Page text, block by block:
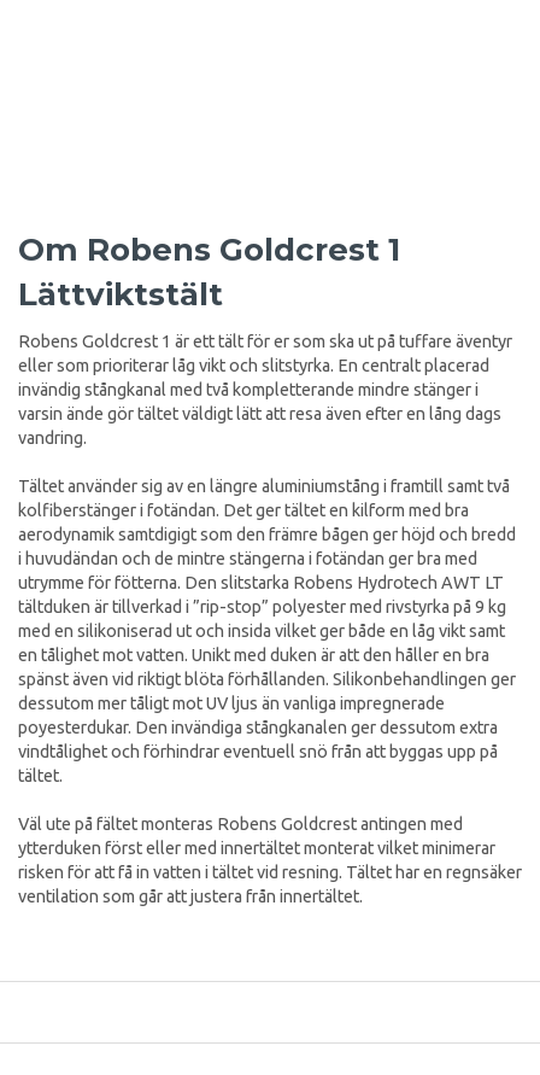
Om Robens Goldcrest 1
Lättviktstält
Robens Goldcrest 1 är ett tält för er som ska ut på tuffare äventyr
eller som prioriterar låg vikt och slitstyrka. En centralt placerad
invändig stångkanal med två kompletterande mindre stänger i
varsin ände gör tältet väldigt lätt att resa även efter en lång dags
vandring.
Tältet använder sig av en längre aluminiumstång i framtill samt två
kolfiberstänger i fotändan. Det ger tältet en kilform med bra
aerodynamik samtdigigt som den främre bågen ger höjd och bredd
i huvudändan och de mintre stängerna i fotändan ger bra med
utrymme för fötterna. Den slitstarka Robens Hydrotech AWT LT
tältduken är tillverkad i ”rip-stop” polyester med rivstyrka på 9 kg
med en silikoniserad ut och insida vilket ger både en låg vikt samt
en tålighet mot vatten. Unikt med duken är att den håller en bra
spänst även vid riktigt blöta förhållanden. Silikonbehandlingen ger
dessutom mer tåligt mot UV ljus än vanliga impregnerade
poyesterdukar. Den invändiga stångkanalen ger dessutom extra
vindtålighet och förhindrar eventuell snö från att byggas upp på
tältet.
Väl ute på fältet monteras Robens Goldcrest antingen med
ytterduken först eller med innertältet monterat vilket minimerar
risken för att få in vatten i tältet vid resning. Tältet har en regnsäker
ventilation som går att justera från innertältet.